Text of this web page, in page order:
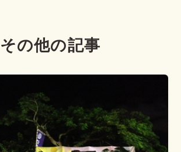
その他の記事